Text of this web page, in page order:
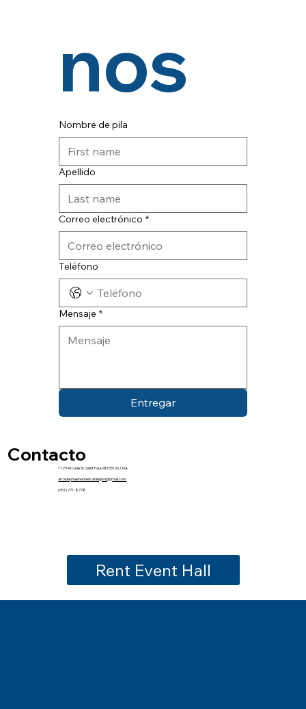
nos
Nombre de pila
Apellido
Correo electrónico *
Teléfono
Mensaje *
Entregar
Contacto
1129 Arcade St, Saint Paul, MN 55106, USA
arcadephalenamericanlegion@gmail.com
(651) 771-8778
Rent Event Hall